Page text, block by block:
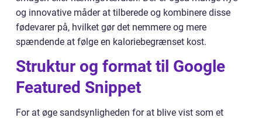
og innovative måder at tilberede og kombinere disse
fødevarer på, hvilket gør det nemmere og mere
spændende at følge en kaloriebegrænset kost.
Struktur og format til Google
Featured Snippet
For at øge sandsynligheden for at blive vist som et